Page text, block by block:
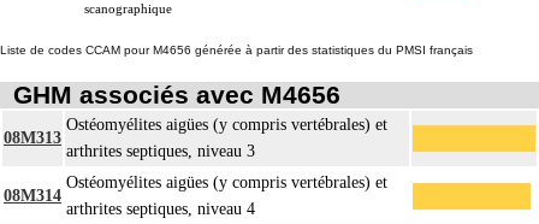
scanographique
Liste de codes CCAM pour M4656 générée à partir des statistiques du PMSI français
GHM associés avec M4656
08M313
Ostéomyélites aigües (y compris vertébrales) et
arthrites septiques, niveau 3
08M314
Ostéomyélites aigües (y compris vertébrales) et
arthrites septiques, niveau 4